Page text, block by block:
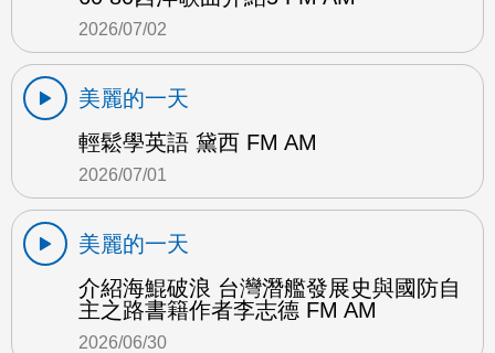
2026/07/02
美麗的一天
輕鬆學英語 黛西 FM AM
2026/07/01
美麗的一天
介紹海鯤破浪 台灣潛艦發展史與國防自
主之路書籍作者李志德 FM AM
2026/06/30